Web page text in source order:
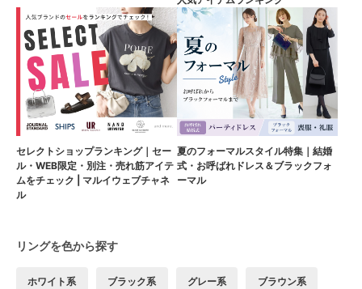
セレクトショップランキング｜セー
ル・WEB限定・別注・売れ筋アイテ
ムをチェック | マルイウェブチャネ
ル
夏のフォーマルスタイル特集｜結婚
式・お呼ばれドレス＆ブラックフォ
ーマル
リングを色から探す
ホワイト系 ブラック系 グレー系 ブラウン系